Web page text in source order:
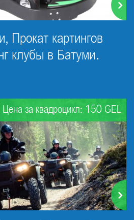
Прокат картингов
клубы в Батуми.
Цена за квадроцикл: 150 GEL